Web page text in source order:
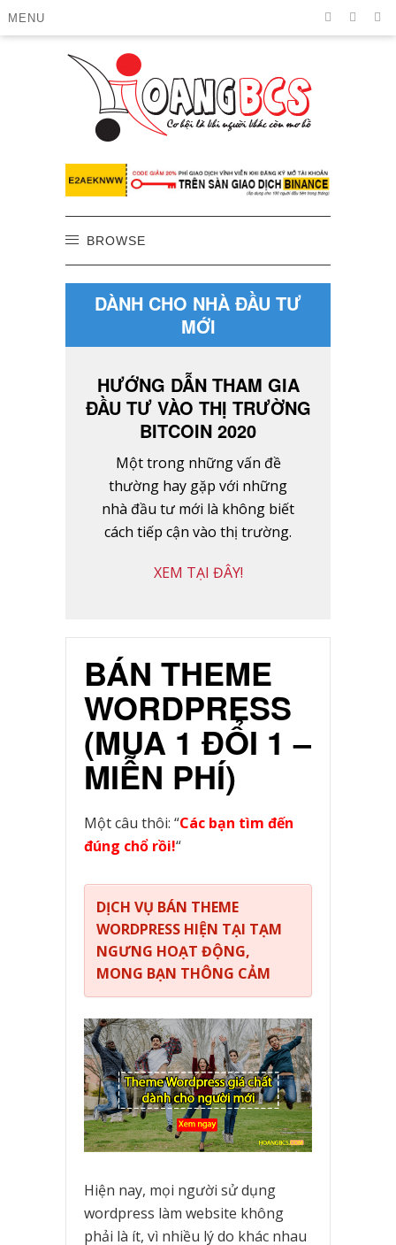
MENU
BROWSE
DÀNH CHO NHÀ ĐẦU TƯ
MỚI
HƯỚNG DẪN THAM GIA
ĐẦU TƯ VÀO THỊ TRƯỜNG
BITCOIN 2020
Một trong những vấn đề
thường hay gặp với những
nhà đầu tư mới là không biết
cách tiếp cận vào thị trường.
XEM TẠI ĐÂY!
BÁN THEME
WORDPRESS
(MUA 1 ĐỔI 1 –
MIỄN PHÍ)
Một câu thôi: “Các bạn tìm đến
đúng chổ rồi!“
DỊCH VỤ BÁN THEME
WORDPRESS HIỆN TẠI TẠM
NGƯNG HOẠT ĐỘNG,
MONG BẠN THÔNG CẢM
Hiện nay, mọi người sử dụng
wordpress làm website không
phải là ít, vì nhiều lý do khác nhau